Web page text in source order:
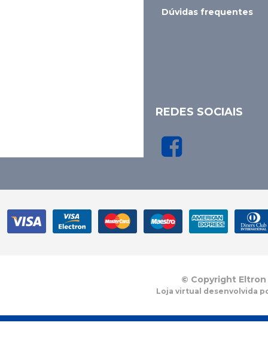
Dúvidas frequentes
REDES SOCIAIS
© Copyright Eltron
Loja virtual desenvolvida